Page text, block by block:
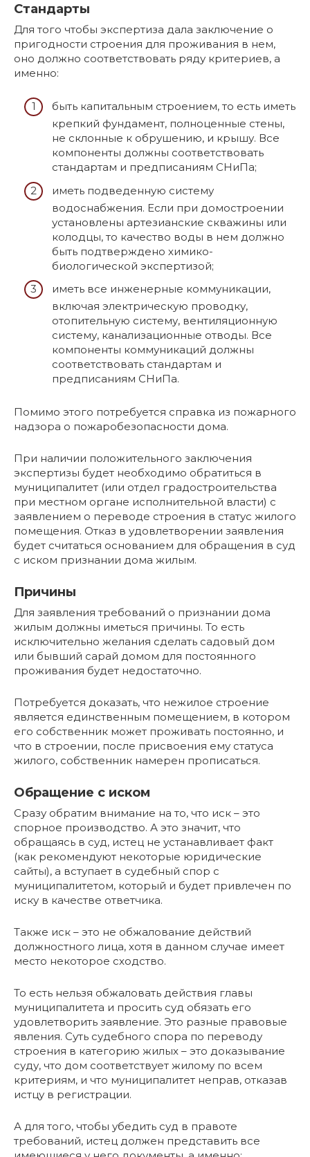
Стандарты
Для того чтобы экспертиза дала заключение о
пригодности строения для проживания в нем,
оно должно соответствовать ряду критериев, а
именно:
быть капитальным строением, то есть иметь
крепкий фундамент, полноценные стены,
не склонные к обрушению, и крышу. Все
компоненты должны соответствовать
стандартам и предписаниям СНиПа;
иметь подведенную систему
водоснабжения. Если при домостроении
установлены артезианские скважины или
колодцы, то качество воды в нем должно
быть подтверждено химико-
биологической экспертизой;
иметь все инженерные коммуникации,
включая электрическую проводку,
отопительную систему, вентиляционную
систему, канализационные отводы. Все
компоненты коммуникаций должны
соответствовать стандартам и
предписаниям СНиПа.
Помимо этого потребуется справка из пожарного
надзора о пожаробезопасности дома.
При наличии положительного заключения
экспертизы будет необходимо обратиться в
муниципалитет (или отдел градостроительства
при местном органе исполнительной власти) с
заявлением о переводе строения в статус жилого
помещения. Отказ в удовлетворении заявления
будет считаться основанием для обращения в суд
с иском признании дома жилым.
Причины
Для заявления требований о признании дома
жилым должны иметься причины. То есть
исключительно желания сделать садовый дом
или бывший сарай домом для постоянного
проживания будет недостаточно.
Потребуется доказать, что нежилое строение
является единственным помещением, в котором
его собственник может проживать постоянно, и
что в строении, после присвоения ему статуса
жилого, собственник намерен прописаться.
Обращение с иском
Сразу обратим внимание на то, что иск – это
спорное производство. А это значит, что
обращаясь в суд, истец не устанавливает факт
(как рекомендуют некоторые юридические
сайты), а вступает в судебный спор с
муниципалитетом, который и будет привлечен по
иску в качестве ответчика.
Также иск – это не обжалование действий
должностного лица, хотя в данном случае имеет
место некоторое сходство.
То есть нельзя обжаловать действия главы
муниципалитета и просить суд обязать его
удовлетворить заявление. Это разные правовые
явления. Суть судебного спора по переводу
строения в категорию жилых – это доказывание
суду, что дом соответствует жилому по всем
критериям, и что муниципалитет неправ, отказав
истцу в регистрации.
А для того, чтобы убедить суд в правоте
требований, истец должен представить все